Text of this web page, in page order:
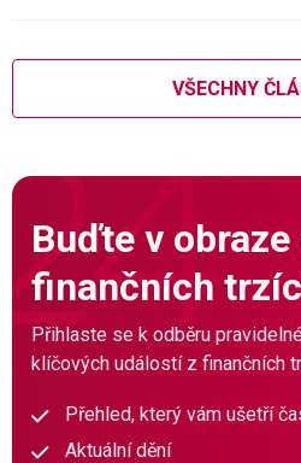
VŠECHNY
Buďte v
finančních
Přihlaste se k odběru
klíčových událostí z finančních
Přehled, který vám ušetří
Aktuální dění